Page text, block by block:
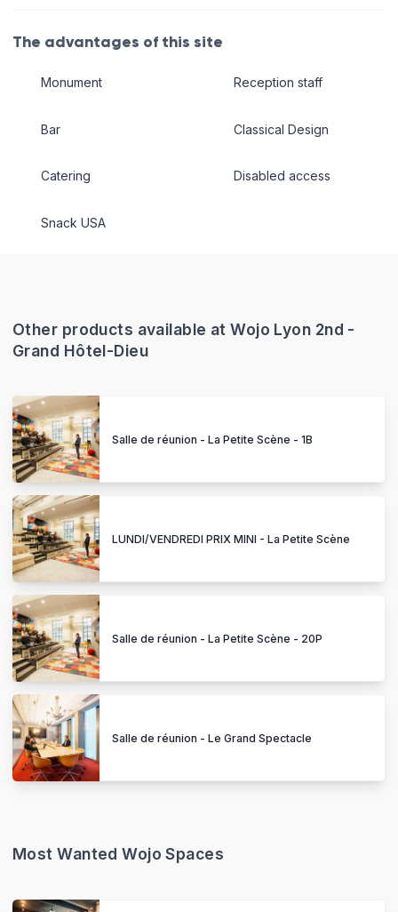
The advantages of this site
Monument
Bar
Catering
Snack USA
Reception staff
Classical Design
Disabled access
Other products available at Wojo Lyon 2nd -
Grand Hôtel-Dieu
Salle de réunion - La Petite Scène - 1B
LUNDI/VENDREDI PRIX MINI - La Petite Scène
Salle de réunion - La Petite Scène - 20P
Salle de réunion - Le Grand Spectacle
Most Wanted Wojo Spaces